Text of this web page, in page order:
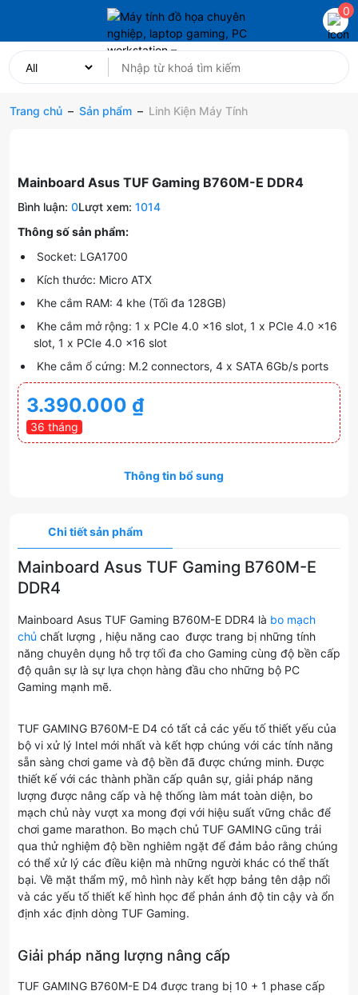
0
Trang chủ – Sản phẩm – Linh Kiện Máy Tính
Mainboard Asus TUF Gaming B760M-E DDR4
Bình luận: 0Lượt xem: 1014
Thông số sản phẩm:
Socket: LGA1700
Kích thước: Micro ATX
Khe cắm RAM: 4 khe (Tối đa 128GB)
Khe cắm mở rộng: 1 x PCIe 4.0 x16 slot, 1 x PCIe 4.0 x16
slot, 1 x PCIe 4.0 x16 slot
Khe cắm ổ cứng: M.2 connectors, 4 x SATA 6Gb/s ports
3.390.000 ₫
36 tháng
Thông tin bổ sung
Chi tiết sản phẩm
Mainboard Asus TUF Gaming B760M-E
DDR4
Mainboard Asus TUF Gaming B760M-E DDR4 là bo mạch
chủ chất lượng , hiệu năng cao được trang bị những tính
năng chuyên dụng hỗ trợ tối đa cho Gaming cùng độ bền cấp
độ quân sự là sự lựa chọn hàng đầu cho những bộ PC
Gaming mạnh mẽ.
TUF GAMING B760M-E D4 có tất cả các yếu tố thiết yếu của
bộ vi xử lý Intel mới nhất và kết hợp chúng với các tính năng
sẵn sàng chơi game và độ bền đã được chứng minh. Được
thiết kế với các thành phần cấp quân sự, giải pháp năng
lượng được nâng cấp và hệ thống làm mát toàn diện, bo
mạch chủ này vượt xa mong đợi với hiệu suất vững chắc để
chơi game marathon. Bo mạch chủ TUF GAMING cũng trải
qua thử nghiệm độ bền nghiêm ngặt để đảm bảo rằng chúng
có thể xử lý các điều kiện mà những người khác có thể thất
bại. Về mặt thẩm mỹ, mô hình này kết hợp bảng tên dập nổi
và các yếu tố thiết kế hình học để phản ánh độ tin cậy và ổn
định xác định dòng TUF Gaming.
Giải pháp năng lượng nâng cấp
TUF GAMING B760M-E D4 được trang bị 10 + 1 phase cấp